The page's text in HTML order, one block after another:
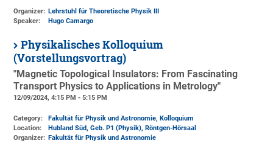
Organizer: Lehrstuhl für Theoretische Physik III
Speaker:
Hugo Camargo
Physikalisches Kolloquium
(Vorstellungsvortrag)
"Magnetic Topological Insulators: From Fascinating
Transport Physics to Applications in Metrology"
12/09/2024, 4:15 PM - 5:15 PM
Category:
Fakultät für Physik und Astronomie, Kolloquium
Location:
Hubland Süd, Geb. P1 (Physik), Röntgen-Hörsaal
Organizer: Fakultät für Physik und Astronomie